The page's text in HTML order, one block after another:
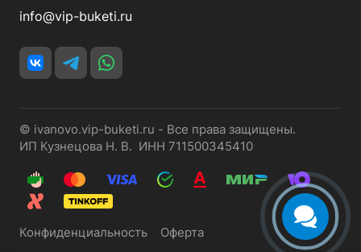
info@vip-buketi.ru
© ivanovo.vip-buketi.ru - Все права защищены.
ИП Кузнецова Н. В. ИНН 711500345410
Конфиденциальность Оферта